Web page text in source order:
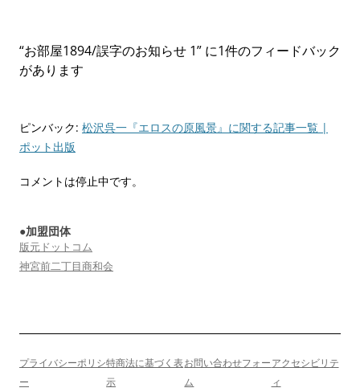
ー
シ
ン
“お部屋1894/誤字のお知らせ 1” に1件のフィードバック
があります
ピンバック: 松沢呉一『エロスの原風景』に関する記事一覧 |
ポット出版
コメントは停止中です。
●加盟団体
版元ドットコム
神宮前二丁目商和会
プライバシーポリシ
ー
特商法に基づく表
示
お問い合わせフォー
ム
アクセシビリテ
ィ